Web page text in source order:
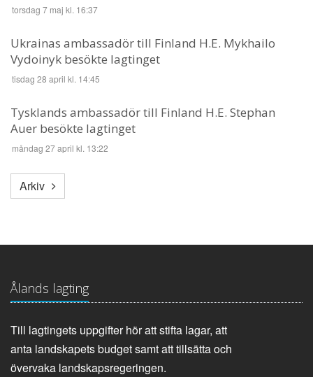
torsdag 7 maj kl. 16:37
Ukrainas ambassadör till Finland H.E. Mykhailo
Vydoinyk besökte lagtinget
tisdag 28 april kl. 14:45
Tysklands ambassadör till Finland H.E. Stephan
Auer besökte lagtinget
måndag 27 april kl. 13:22
Arkiv
Ålands lagting
Till lagtingets uppgifter hör att stifta lagar, att
anta landskapets budget samt att tillsätta och
övervaka landskapsregeringen.